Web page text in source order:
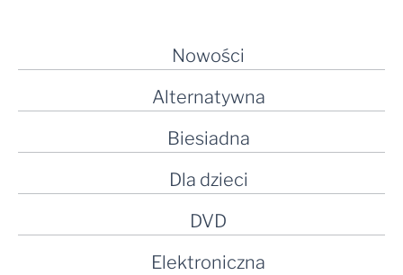
Nowości
Alternatywna
Biesiadna
Dla dzieci
DVD
Elektroniczna